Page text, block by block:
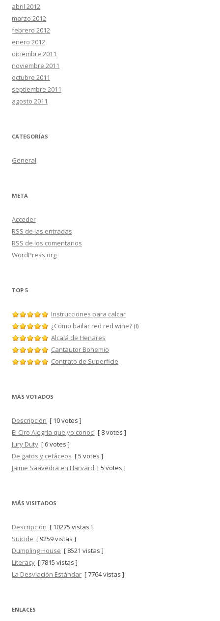
abril 2012
marzo 2012
febrero 2012
enero 2012
diciembre 2011
noviembre 2011
octubre 2011
septiembre 2011
agosto 2011
CATEGORÍAS
General
META
Acceder
RSS de las entradas
RSS de los comentarios
WordPress.org
TOP 5
Instrucciones para calcar
¿Cómo bailar red red wine? (I)
Alcalá de Henares
Cantautor Bohemio
Contrato de Superficie
MÁS VOTADOS
Descripción [ 10 votes ]
El Ciro Alegría que yo conocí [ 8 votes ]
Jury Duty [ 6 votes ]
De gatos y cetáceos [ 5 votes ]
Jaime Saavedra en Harvard [ 5 votes ]
MÁS VISITADOS
Descripción [ 10275 vistas ]
Suicide [ 9259 vistas ]
Dumpling House [ 8521 vistas ]
Literacy [ 7815 vistas ]
La Desviación Estándar [ 7764 vistas ]
ENLACES